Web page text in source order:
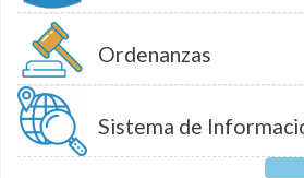
Ordenanzas
Sistema de